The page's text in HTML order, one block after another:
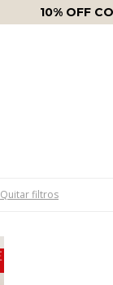
10% OFF
Quitar filtros